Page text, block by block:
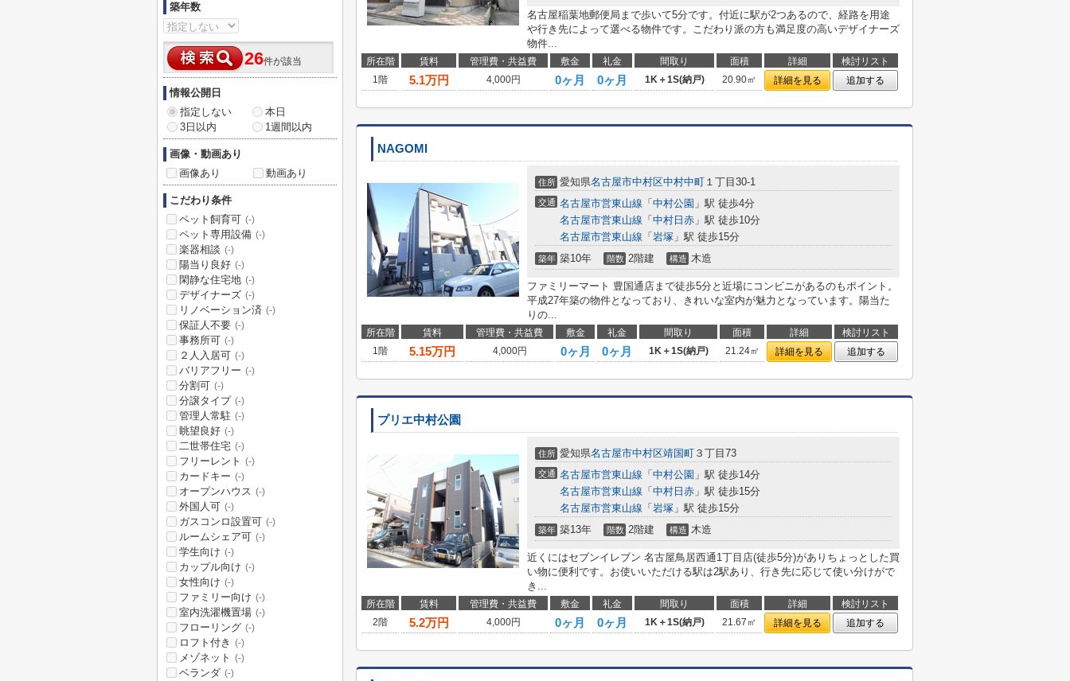
名古屋稲葉地郵便局まで歩いて5分です。付近に駅が2つあるので、経路を用途
や行き先によって選べる物件です。こだわり派の方も満足度の高いデザイナーズ
物件...
所在階 賃料 管理費・共益費 敷金 礼金 間取り 面積 詳細
検討リスト
1階
5.1万円 4,000円 0ヶ月 0ヶ月 1K＋1S(納戸) 20.90㎡ 詳細を見る 追加する
NAGOMI
住所 愛知県名古屋市中村区中村中町 １丁目30-1
交通 名古屋市営東山線 「 中村公園 」駅 徒歩4分
名古屋市営東山線 「 中村日赤 」駅 徒歩10分
名古屋市営東山線 「 岩塚 」駅 徒歩15分
築年 築10年 階数 2階建 構造 木造
ファミリーマート 豊国通店まで徒歩5分と近場にコンビニがあるのもポイント。
平成27年築の物件となっており、きれいな室内が魅力となっています。陽当た
りの...
所在階 賃料 管理費・共益費 敷金 礼金 間取り 面積 詳細
検討リスト
1階
5.15万円 4,000円 0ヶ月 0ヶ月 1K＋1S(納戸) 21.24㎡ 詳細を見る 追加する
プリエ中村公園
住所 愛知県名古屋市中村区靖国町 ３丁目73
交通 名古屋市営東山線 「 中村公園 」駅 徒歩14分
名古屋市営東山線 「 中村日赤 」駅 徒歩15分
名古屋市営東山線 「 岩塚 」駅 徒歩15分
築年 築13年 階数 2階建 構造 木造
近くにはセブンイレブン 名古屋鳥居西通1丁目店(徒歩5分)がありちょっとした買
い物に便利です。お使いいただける駅は2駅あり、行き先に応じて使い分けがで
き...
所在階 賃料 管理費・共益費 敷金 礼金 間取り 面積 詳細
検討リスト
2階
5.2万円 4,000円 0ヶ月 0ヶ月 1K＋1S(納戸) 21.67㎡ 詳細を見る 追加する
築年数
26件が該当
情報公開日
指定しない
本日
3日以内
1週間以内
画像・動画あり
画像あり
動画あり
こだわり条件
ペット飼育可 (-)
ペット専用設備 (-)
楽器相談 (-)
陽当り良好 (-)
閑静な住宅地 (-)
デザイナーズ (-)
リノベーション済 (-)
保証人不要 (-)
事務所可 (-)
２人入居可 (-)
バリアフリー (-)
分割可 (-)
分譲タイプ (-)
管理人常駐 (-)
眺望良好 (-)
二世帯住宅 (-)
フリーレント (-)
カードキー (-)
オープンハウス (-)
外国人可 (-)
ガスコンロ設置可 (-)
ルームシェア可 (-)
学生向け (-)
カップル向け (-)
女性向け (-)
ファミリー向け (-)
室内洗濯機置場 (-)
フローリング (-)
ロフト付き (-)
メゾネット (-)
ベランダ (-)